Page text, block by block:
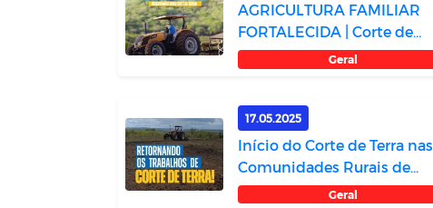
AGRICULTURA FAMILIAR
FORTALECIDA | Corte de
Terra já benefic...
Geral
17.05.2025
Início do Corte de Terra nas
Comunidades Rurais de
Cassereng...
Geral